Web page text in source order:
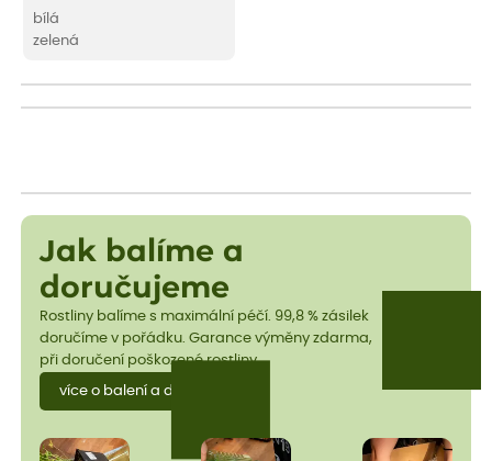
bílá
zelená
Jak balíme a
doručujeme
Rostliny balíme s maximální péčí. 99,8 % zásilek
doručíme v pořádku. Garance výměny zdarma,
při doručení poškozené rostliny.
více o balení a dopravě